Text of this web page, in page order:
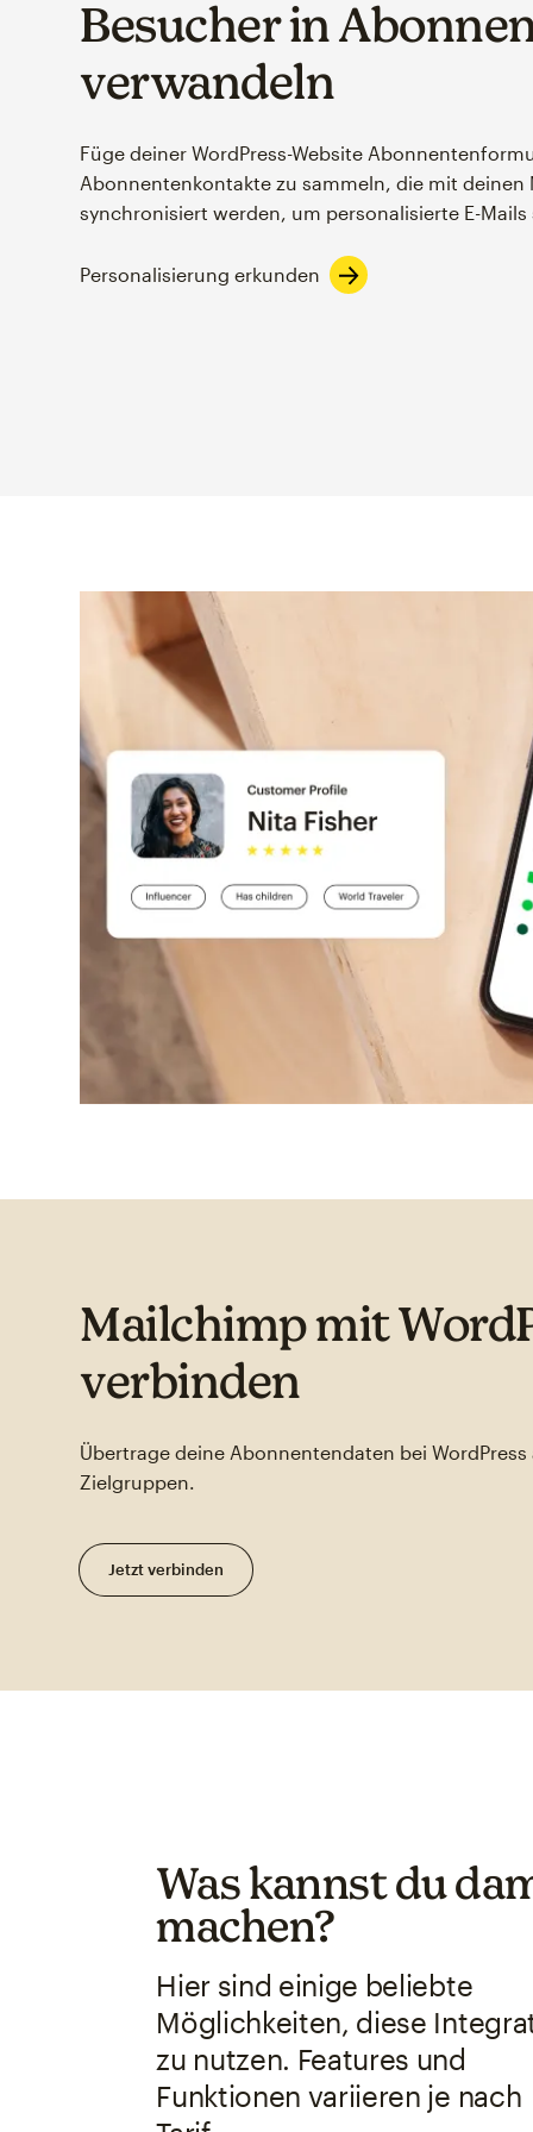
Besucher in
verwandeln
Füge deiner WordPress-Website
Abonnentenkontakte zu sammeln, die mit
synchronisiert werden, um personalisierte E-Mails
Personalisierung erkunden
Mailchimp mit
verbinden
Übertrage deine Abonnentendaten bei
Zielgruppen.
Jetzt verbinden
Was kannst du
machen?
Hier sind einige beliebte
Möglichkeiten, diese
zu nutzen. Features und
Funktionen variieren je nach